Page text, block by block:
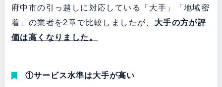
府中市の引っ越しに対応している「大手」「地域密
着」の業者を2章で比較しましたが、 大手の方が評
価は高くなりました。
①サービス水準は大手が高い